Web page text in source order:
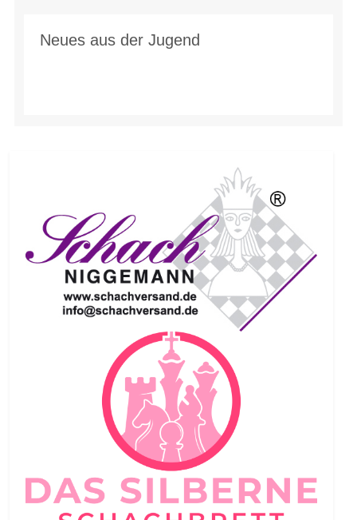
Neues aus der Jugend